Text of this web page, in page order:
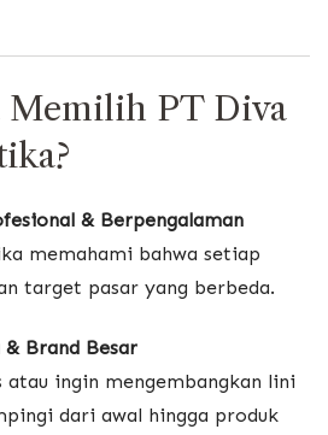
Memilih PT Diva
& Berpengalaman
memahami bahwa setiap
target pasar yang berbeda.
& Brand Besar
atau ingin mengembangkan lini
dari awal hingga produk